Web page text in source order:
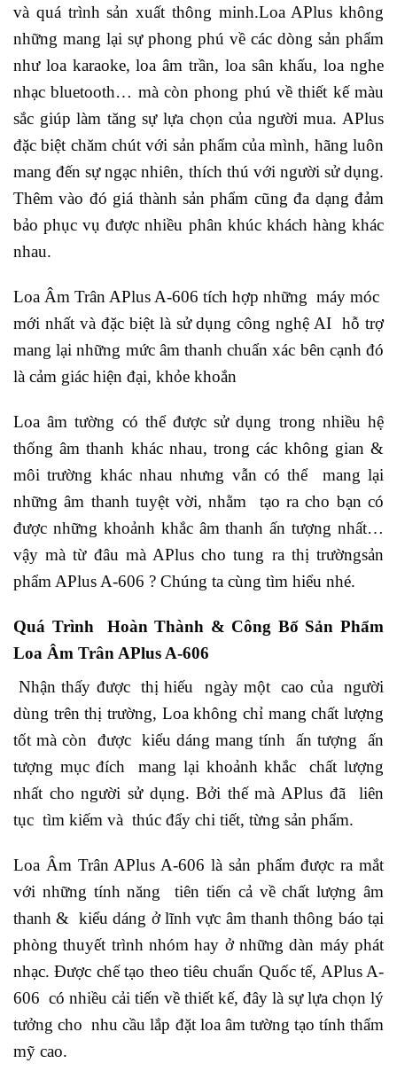
và quá trình sản xuất thông minh.Loa APlus không
những mang lại sự phong phú về các dòng sản phẩm
như loa karaoke, loa âm trần, loa sân khấu, loa nghe
nhạc bluetooth… mà còn phong phú về thiết kế màu
sắc giúp làm tăng sự lựa chọn của người mua. APlus
đặc biệt chăm chút với sản phẩm của mình, hãng luôn
mang đến sự ngạc nhiên, thích thú với người sử dụng.
Thêm vào đó giá thành sản phẩm cũng đa dạng đảm
bảo phục vụ được nhiều phân khúc khách hàng khác
nhau.
Loa Âm Trân APlus A-606 tích hợp những máy móc
mới nhất và đặc biệt là sử dụng công nghệ AI hỗ trợ
mang lại những mức âm thanh chuẩn xác bên cạnh đó
là cảm giác hiện đại, khỏe khoắn
Loa âm tường có thể được sử dụng trong nhiều hệ
thống âm thanh khác nhau, trong các không gian &
môi trường khác nhau nhưng vẫn có thể mang lại
những âm thanh tuyệt vời, nhằm tạo ra cho bạn có
được những khoảnh khắc âm thanh ấn tượng nhất…
vậy mà từ đâu mà APlus cho tung ra thị trườngsản
phẩm APlus A-606 ? Chúng ta cùng tìm hiểu nhé.
Quá Trình Hoàn Thành & Công Bố Sản Phẩm
Loa Âm Trân APlus A-606
Nhận thấy được thị hiếu ngày một cao của người
dùng trên thị trường, Loa không chỉ mang chất lượng
tốt mà còn được kiểu dáng mang tính ấn tượng ấn
tượng mục đích mang lại khoảnh khắc chất lượng
nhất cho người sử dụng. Bởi thế mà APlus đã liên
tục tìm kiếm và thúc đẩy chi tiết, từng sản phẩm.
Loa Âm Trân APlus A-606 là sản phẩm được ra mắt
với những tính năng tiên tiến cả về chất lượng âm
thanh & kiểu dáng ở lĩnh vực âm thanh thông báo tại
phòng thuyết trình nhóm hay ở những dàn máy phát
nhạc. Được chế tạo theo tiêu chuẩn Quốc tế, APlus A-
606 có nhiều cải tiến về thiết kế, đây là sự lựa chọn lý
tưởng cho nhu cầu lắp đặt loa âm tường tạo tính thẩm
mỹ cao.